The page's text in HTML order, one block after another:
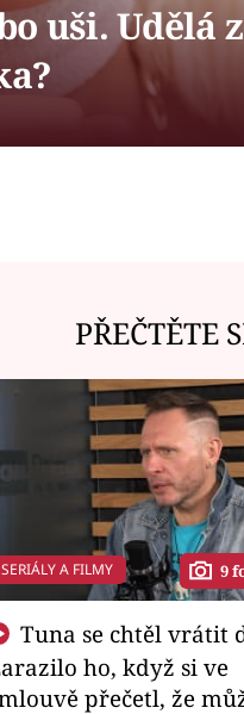
uši. Udělá
PŘEČTĚTE
SERIÁLY A FILMY 9
ho, když si ve
přečetl, že